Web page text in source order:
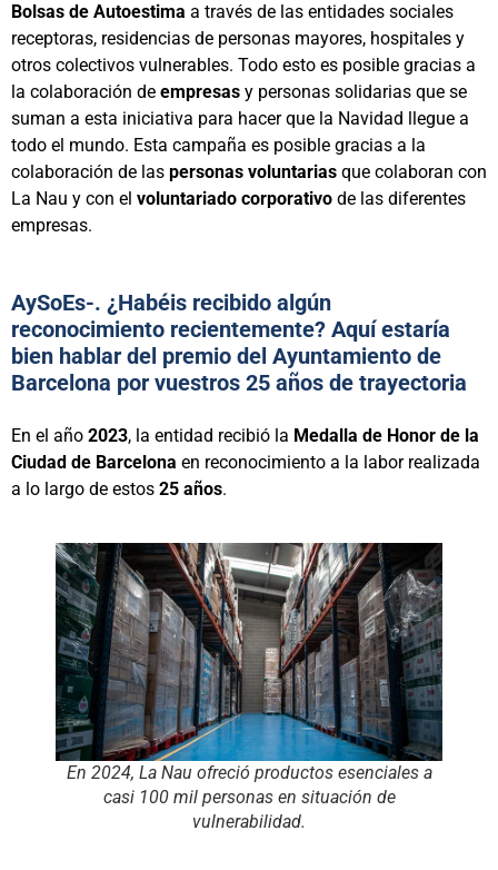
Bolsas de Autoestima a través de las entidades sociales
receptoras, residencias de personas mayores, hospitales y
otros colectivos vulnerables. Todo esto es posible gracias a
la colaboración de empresas y personas solidarias que se
suman a esta iniciativa para hacer que la Navidad llegue a
todo el mundo. Esta campaña es posible gracias a la
colaboración de las personas voluntarias que colaboran con
La Nau y con el voluntariado corporativo de las diferentes
empresas.
AySoEs-. ¿Habéis recibido algún
reconocimiento recientemente? Aquí estaría
bien hablar del premio del Ayuntamiento de
Barcelona por vuestros 25 años de trayectoria
En el año 2023, la entidad recibió la Medalla de Honor de la
Ciudad de Barcelona en reconocimiento a la labor realizada
a lo largo de estos 25 años.
En 2024, La Nau ofreció productos esenciales a
casi 100 mil personas en situación de
vulnerabilidad.